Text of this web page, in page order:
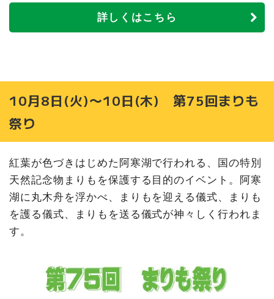
詳しくはこちら
10月8日(火)〜10日(木) 第75回まりも
祭り
紅葉が色づきはじめた阿寒湖で行われる、国の特別
天然記念物まりもを保護する目的のイベント。阿寒
湖に丸木舟を浮かべ、まりもを迎える儀式、まりも
を護る儀式、まりもを送る儀式が神々しく行われま
す。